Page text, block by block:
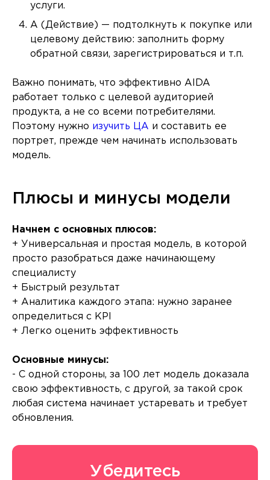
услуги.
A (Действие) — подтолкнуть к покупке или
целевому действию: заполнить форму
обратной связи, зарегистрироваться и т.п.
Важно понимать, что эффективно AIDA
работает только с целевой аудиторией
продукта, а не со всеми потребителями.
Поэтому нужно изучить ЦА и составить ее
портрет, прежде чем начинать использовать
модель.
Плюсы и минусы модели
Начнем с основных плюсов:
+ Универсальная и простая модель, в которой
просто разобраться даже начинающему
специалисту
+ Быстрый результат
+ Аналитика каждого этапа: нужно заранее
определиться с KPI
+ Легко оценить эффективность
Основные минусы:
- С одной стороны, за 100 лет модель доказала
свою эффективность, с другой, за такой срок
любая система начинает устаревать и требует
обновления.
Убедитесь